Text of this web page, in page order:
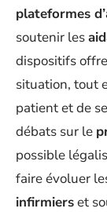
plateformes
soutenir les
dispositifs
situation, tout
patient et de
débats sur le
possible
faire évoluer
infirmierset